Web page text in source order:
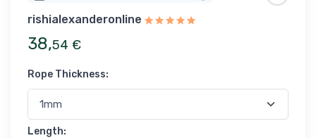
rishialexanderonline
38,54 €
Rope Thickness:
Length: